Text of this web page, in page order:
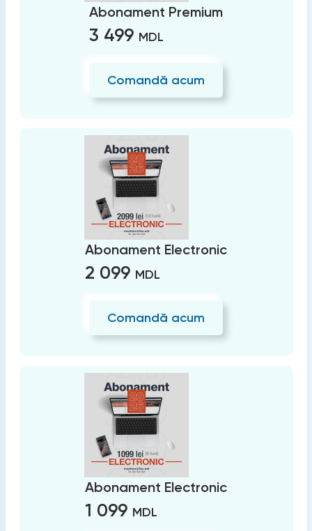
Abonament Premium
3 499 MDL
Comandă acum
Abonament Electronic
2 099 MDL
Comandă acum
Abonament Electronic
1 099 MDL